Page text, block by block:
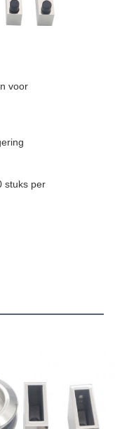
voor
stuks per